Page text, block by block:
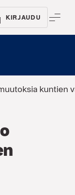
KIRJAUDU
kuntien